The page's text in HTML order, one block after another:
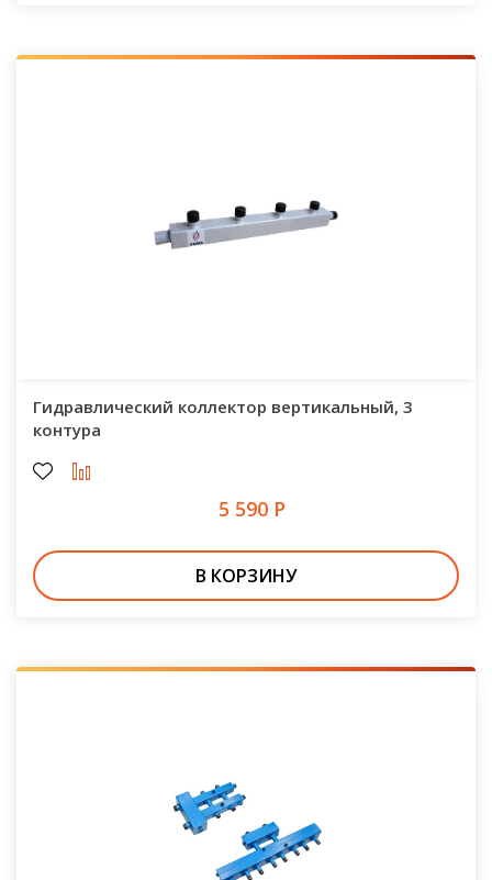
Гидравлический коллектор вертикальный, 3
контура
5 590 Р
В КОРЗИНУ